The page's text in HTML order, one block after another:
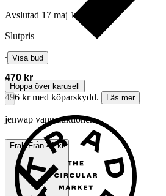
Avslutad 17 maj 18:57
Slutpris
∙ Visa bud
470 kr
496 kr med köparskydd.
Läs mer
jenwap vann auktionen
FraktFrån 49 kr
Hoppa över karusell